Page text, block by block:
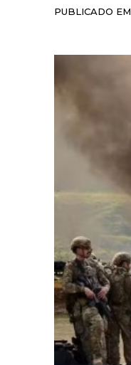
PUBLICADO EM